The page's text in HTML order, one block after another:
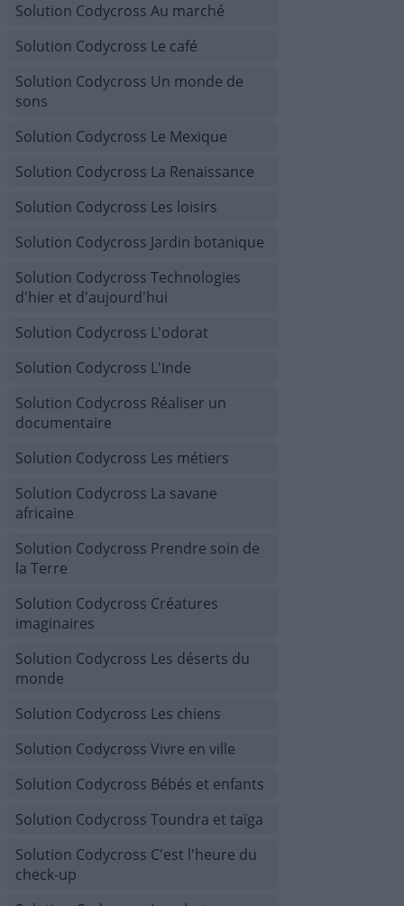
Solution Codycross Au marché
Solution Codycross Le café
Solution Codycross Un monde de
sons
Solution Codycross Le Mexique
Solution Codycross La Renaissance
Solution Codycross Les loisirs
Solution Codycross Jardin botanique
Solution Codycross Technologies
d'hier et d'aujourd'hui
Solution Codycross L'odorat
Solution Codycross L'Inde
Solution Codycross Réaliser un
documentaire
Solution Codycross Les métiers
Solution Codycross La savane
africaine
Solution Codycross Prendre soin de
la Terre
Solution Codycross Créatures
imaginaires
Solution Codycross Les déserts du
monde
Solution Codycross Les chiens
Solution Codycross Vivre en ville
Solution Codycross Bébés et enfants
Solution Codycross Toundra et taïga
Solution Codycross C'est l'heure du
check-up